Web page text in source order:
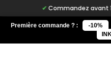
Commandez avant
Première commande ? : -10%